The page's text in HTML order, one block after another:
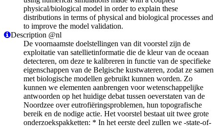
physical/biological model in order to explain these
distributions in terms of physical and biological processes and
to improve the model validation.
Description @nl
De voornaamste doelstellingen van dit voorstel zijn de
exploitatie van satellietinformatie die de kleur van de oceaan
detecteren, om deze te kalibreren in functie van de specifieke
eigenschappen van de Belgische kustwateren, zodat ze samen
met biologische modellen gebruikt kunnen worden. Zo
kunnen we elementen aanbrengen voor wetenschappelijke
antwoorden op het huidige debat tussen oeverstaten van de
Noordzee over eutrofiëringsproblemen, hun topografische
bereik en de nodige actie. Het voorstel bestaat uit twee grote
onderzoekspakketten: * In het eerste deel zullen we -state-of-